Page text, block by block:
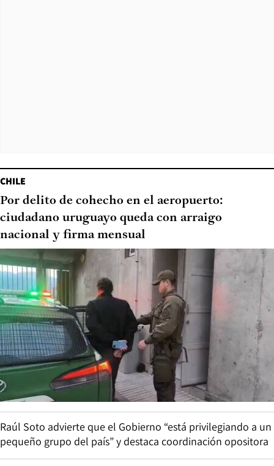
CHILE
Por delito de cohecho en el aeropuerto:
ciudadano uruguayo queda con arraigo
nacional y firma mensual
Raúl Soto advierte que el Gobierno “está privilegiando a un
pequeño grupo del país” y destaca coordinación opositora